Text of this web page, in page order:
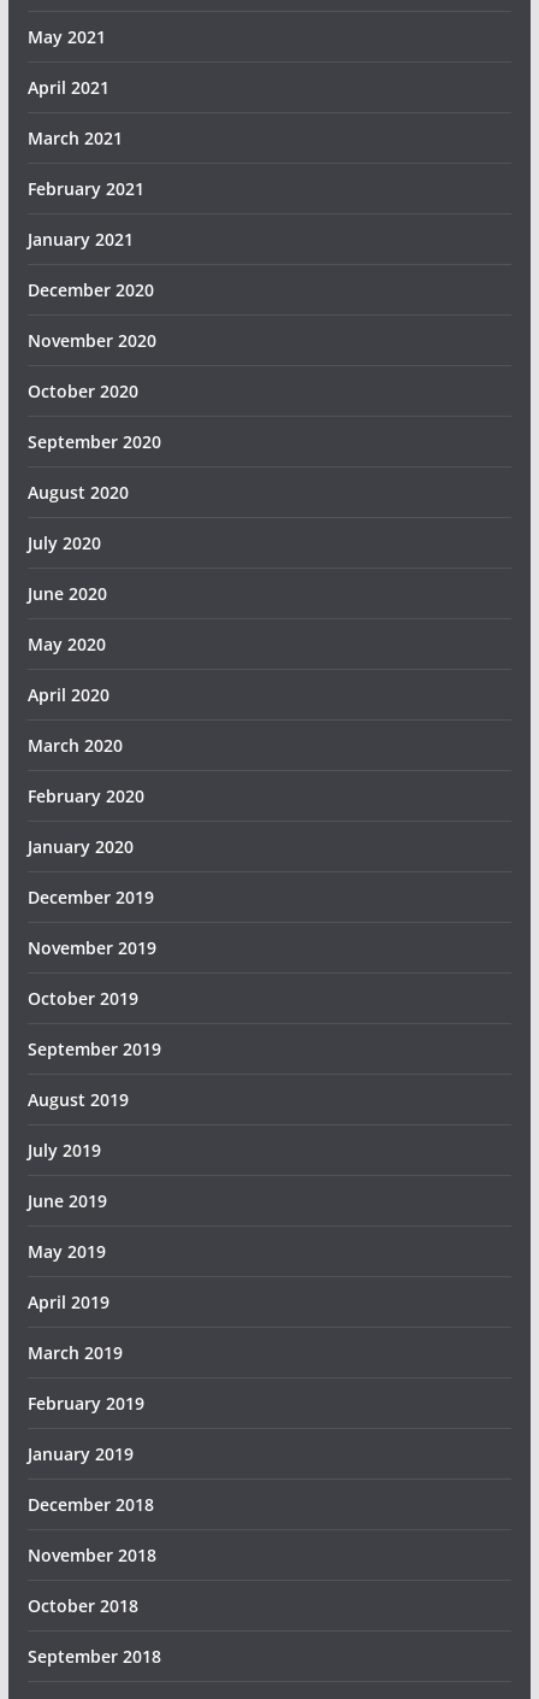
May 2021
April 2021
March 2021
February 2021
January 2021
December 2020
November 2020
October 2020
September 2020
August 2020
July 2020
June 2020
May 2020
April 2020
March 2020
February 2020
January 2020
December 2019
November 2019
October 2019
September 2019
August 2019
July 2019
June 2019
May 2019
April 2019
March 2019
February 2019
January 2019
December 2018
November 2018
October 2018
September 2018